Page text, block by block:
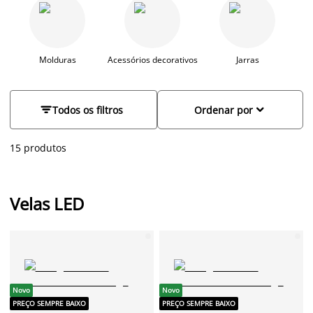
designs, para que possa escolher a que melhor se adapta ao
temporizador. As velas LED vêm com várias funções, tais como
recarregável com um carregador associado.
Molduras Acessórios decorativos Jarras
Todos os filtros 
Ordenar por
15 produtos
Velas LED
Novo
PREÇO SEMPRE BAIXO
Novo
PREÇO SEMPRE BAIXO